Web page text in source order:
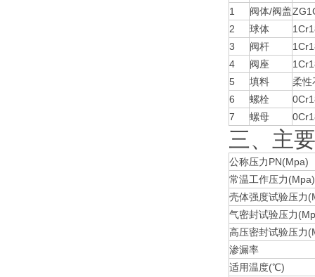
1 阀体/阀盖
2
球体
3
阀杆
4
阀座
5
填料
柔性
6
螺栓
7
螺母
三、主
公称压力PN(Mpa)
常温工作压力(Mpa)
壳体强度试验压力
气密封试验压力
高压密封试验压力
渗漏率
适用温度(℃)